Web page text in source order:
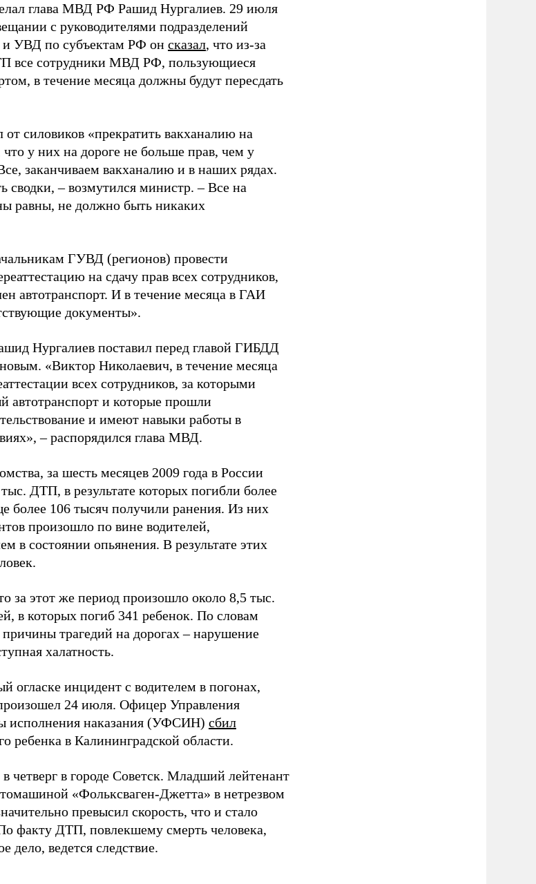
глава МВД РФ Рашид Нургалиев. 29 июля
с руководителями подразделений
по субъектам РФ он сказал, что из-за
все сотрудники МВД РФ, пользующиеся
в течение месяца должны будут пересдать
силовиков «прекратить вакханалию на
у них на дороге не больше прав, чем у
заканчиваем вакханалию и в наших рядах.
сводки, – возмутился министр. – Все на
равны, не должно быть никаких
ГУВД (регионов) провести
на сдачу прав всех сотрудников,
автотранспорт. И в течение месяца в ГАИ
документы».
Нургалиев поставил перед главой ГИБДД
«Виктор Николаевич, в течение месяца
всех сотрудников, за которыми
автотранспорт и которые прошли
и имеют навыки работы в
– распорядился глава МВД.
за шесть месяцев 2009 года в России
ДТП, в результате которых погибли более
более 106 тысяч получили ранения. Из них
произошло по вине водителей,
в состоянии опьянения. В результате этих
за этот же период произошло около 8,5 тыс.
в которых погиб 341 ребенок. По словам
трагедий на дорогах – нарушение
халатность.
огласке инцидент с водителем в погонах,
24 июля. Офицер Управления
исполнения наказания (УФСИН) сбил
ребенка в Калининградской области.
четверг в городе Советск. Младший лейтенант
«Фольксваген-Джетта» в нетрезвом
превысил скорость, что и стало
факту ДТП, повлекшему смерть человека,
дело, ведется следствие.